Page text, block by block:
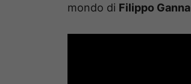
mondo di Filippo Ganna